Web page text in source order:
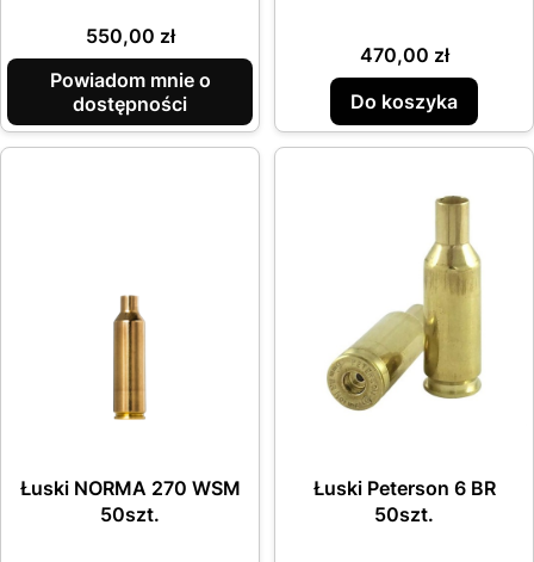
Cena
550,00 zł
Powiadom mnie o
dostępności
Cena
470,00 zł
Do koszyka
Łuski NORMA 270 WSM
50szt.
Łuski Peterson 6 BR
50szt.